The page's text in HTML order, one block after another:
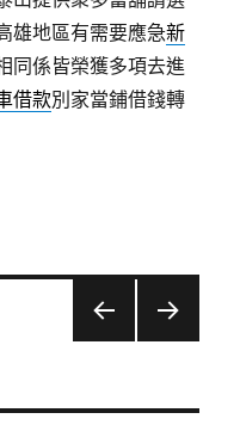
雄地區有需要應急新
同係皆榮獲多項去進
借款別家當鋪借錢轉